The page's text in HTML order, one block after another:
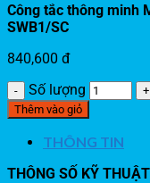
Công tắc thông minh
SWB1/SC
840,600 đ
Số lượng
Thêm vào giỏ
THÔNG TIN
THÔNG SỐ KỸ THUẬT